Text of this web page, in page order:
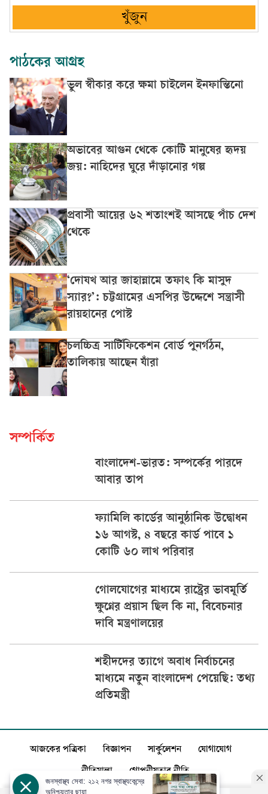
খুঁজুন
পাঠকের আগ্রহ
ভুল স্বীকার করে ক্ষমা চাইলেন ইনফান্তিনো
অভাবের আগুন থেকে কোটি মানুষের হৃদয়
জয়: নাহিদের ঘুরে দাঁড়ানোর গল্প
প্রবাসী আয়ের ৬২ শতাংশই আসছে পাঁচ দেশ
থেকে
‘দোযখ আর জাহান্নামে তফাৎ কি মাসুদ
স্যার?’: চট্টগ্রামের এসপির উদ্দেশে সন্ত্রাসী
রায়হানের পোস্ট
চলচ্চিত্র সার্টিফিকেশন বোর্ড পুনর্গঠন,
তালিকায় আছেন যাঁরা
সম্পর্কিত
বাংলাদেশ-ভারত: সম্পর্কের পারদে
আবার তাপ
ফ্যামিলি কার্ডের আনুষ্ঠানিক উদ্বোধন
১৬ আগস্ট, ৪ বছরে কার্ড পাবে ১
কোটি ৬০ লাখ পরিবার
গোলযোগের মাধ্যমে রাষ্ট্রের ভাবমূর্তি
ক্ষুণ্নের প্রয়াস ছিল কি না, বিবেচনার
দাবি মন্ত্রণালয়ের
শহীদদের ত্যাগে অবাধ নির্বাচনের
মাধ্যমে নতুন বাংলাদেশ পেয়েছি: তথ্য
প্রতিমন্ত্রী
আজকের পত্রিকা বিজ্ঞাপন সার্কুলেশন যোগাযোগ
নীতিমালা গোপনীয়তার নীতি
জনস্বাস্থ্য সেবা: ২১২ নগর স্বাস্থ্যকেন্দ্রে
অনিশ্চয়তার ছায়া